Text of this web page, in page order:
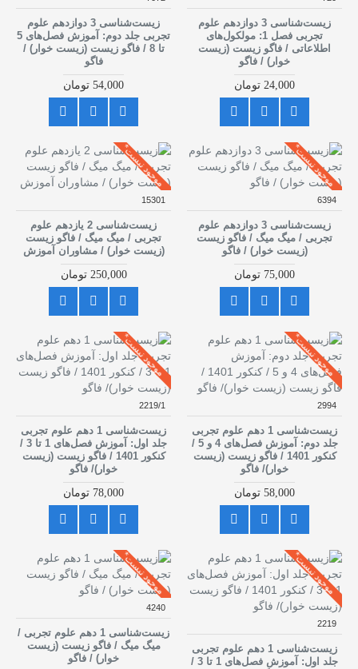
زیست‌شناسی 3 دوازدهم علوم
تجربی فصل 1: مولکول‌های
اطلاعاتی / فاگو زیست (زیست
خوار) / فاگو
24,000 تومان
زیست‌شناسی 3 دوازدهم علوم
تجربی جلد دوم: آموزش فصل‌های 5
تا 8 / فاگو زیست (زیست خوار) /
فاگو
54,000 تومان
موجود نیست*
6394
زیست‌شناسی 3 دوازدهم علوم
تجربی / میگ میگ / فاگو زیست
(زیست خوار) / فاگو
75,000 تومان
موجود نیست*
15301
زیست‌شناسی 2 یازدهم علوم
تجربی / میگ میگ / فاگو زیست
(زیست خوار) / مشاوران آموزش
250,000 تومان
موجود نیست*
2994
زیست‌شناسی 1 دهم علوم تجربی
جلد دوم: آموزش فصل‌های 4 و 5 /
کنکور 1401 / فاگو زیست (زیست
خوار)/ فاگو
58,000 تومان
موجود نیست*
2219/1
زیست‌شناسی 1 دهم علوم تجربی
جلد اول: آموزش‌ فصل‌های 1 تا 3 /
کنکور 1401 / فاگو زیست (زیست
خوار)/ فاگو
78,000 تومان
موجود نیست*
2219
زیست‌شناسی 1 دهم علوم تجربی
جلد اول: آموزش فصل‌های 1 تا 3 /
موجود نیست*
4240
زیست‌شناسی 1 دهم علوم تجربی /
میگ میگ / فاگو زیست (زیست
خوار) / فاگو